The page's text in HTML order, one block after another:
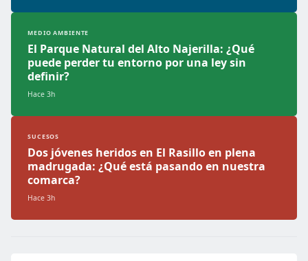
MEDIO AMBIENTE
El Parque Natural del Alto Najerilla: ¿Qué
puede perder tu entorno por una ley sin
definir?
Hace 3h
SUCESOS
Dos jóvenes heridos en El Rasillo en plena
madrugada: ¿Qué está pasando en nuestra
comarca?
Hace 3h